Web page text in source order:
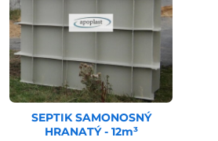
SEPTIK SAMONOSNÝ
HRANATÝ - 12m³